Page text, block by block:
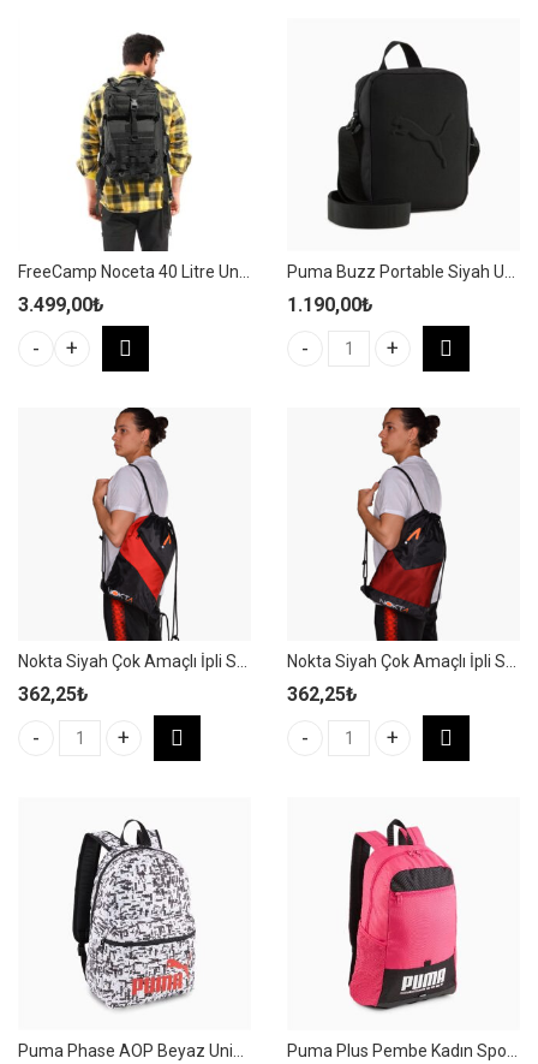
3.499,00₺
FreeCamp Noceta 40 Litre Unisex Siyah Outdoor/Kamp Sırt
1.190,00₺
Puma Buzz Portable Siyah
362,25₺
Nokta Siyah Çok Amaçlı İpli Spor Çantası - NS21 adet
362,25₺
Nokta Siyah Çok Amaçlı İpli